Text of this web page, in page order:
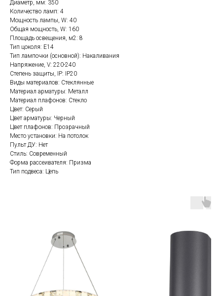
Диаметр, мм: 350
Количество ламп: 4
Мощность лампы, W: 40
Общая мощность, W: 160
Площадь освещения, м2: 8
Тип цоколя: E14
Тип лампочки (основной): Накаливания
Напряжение, V: 220-240
Степень защиты, IP: IP20
Виды материалов: Стеклянные
Материал арматуры: Металл
Материал плафонов: Стекло
Цвет: Серый
Цвет арматуры: Черный
Цвет плафонов: Прозрачный
Место установки: На потолок
Пульт ДУ: Нет
Стиль: Современный
Форма рассеивателя: Призма
Тип подвеса: Цепь